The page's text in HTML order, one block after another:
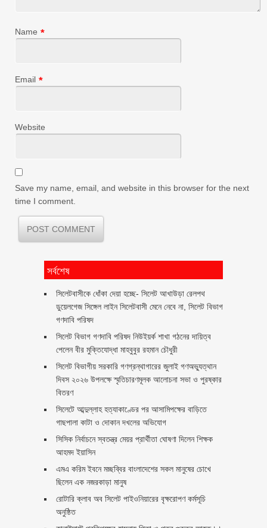
Name *
Email *
Website
Save my name, email, and website in this browser for the next
time I comment.
সর্বশেষ
‎সিলেটবাসীকে ধোঁকা দেয়া হচ্ছে- সিলেট আখাউড়া রেলপথ
ডুয়েলগেজ সিঙ্গেল লাইন সিলেটবাসী মেনে নেবে না, সিলেট বিভাগ
গণদাবি পরিষদ
সিলেট বিভাগ গণদাবি পরিষদ নিউইয়র্ক শাখা গঠনের দায়িত্ব
পেলেন বীর মুক্তিযোদ্ধা মাহবুবুর রহমান চৌধুরী ‎ ‎
সিলেট বিভাগীয় সরকারি গণগ্রন্থাগারের জুলাই গণঅভ্যুত্থান
দিবস ২০২৬ উপলক্ষে স্মৃতিচারণমূলক আলোচনা সভা ও পুরষ্কার
বিতরণ ‎ ‎
সিলেটে আব্দুল্লাহ হত্যাকাণ্ডের পর আসামিপক্ষের বাড়িতে
গাছপালা কাটা ও দোকান দখলের অভিযোগ
সিসিক নির্বাচনে স্বতন্ত্র মেয়র প্রার্থীতা ঘোষণা দিলেন শিক্ষক
আহমদ ইয়াসিন
এমএ করিম ইবনে মচ্ছব্বির বাংলাদেশের সকল মানুষের চোখে
ছিলেন এক নজরকাড়া মানুষ ‎
রোটারি ক্লাব অব সিলেট পাইওনিয়ারের বৃক্ষরোপণ কর্মসূচি
অনুষ্ঠিত